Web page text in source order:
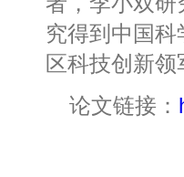
究得到中国
区科技创新
论文链接：